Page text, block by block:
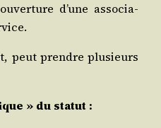
d’une asso­cia­
peut prendre plu­sieurs
» du statut :